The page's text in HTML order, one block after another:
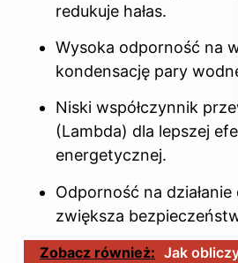
redukuje hałas.
Wysoka odporność na
kondensację pary
Niski współczynnik
(Lambda) dla lepszej
energetycznej.
Odporność na działanie
zwiększa
Zobacz również: Jak